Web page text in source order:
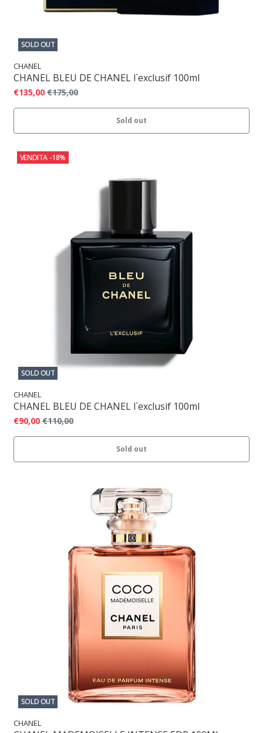
SOLD OUT
CHANEL
CHANEL BLEU DE CHANEL l`exclusif 100ml
€135,00 €175,00
Sold out
VENDITA -18%
SOLD OUT
CHANEL
CHANEL BLEU DE CHANEL l`exclusif 100ml
€90,00 €110,00
Sold out
SOLD OUT
CHANEL